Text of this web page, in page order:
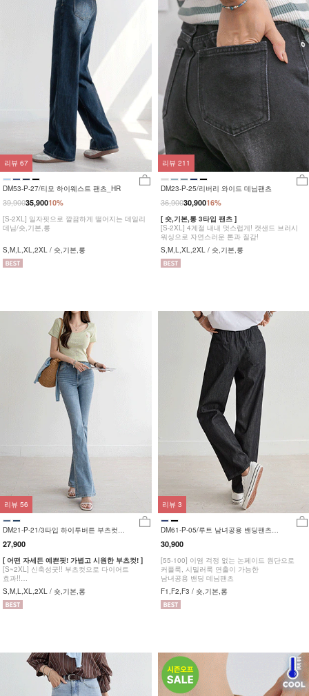
DM53-P-27/티모 하이웨스트 팬츠_HR
10%
39,90035,900
[S-2XL] 일자핏으로 깔끔하게 떨어지는 데일리
데님/숏,기본,롱
S,M,L,XL,2XL / 숏,기본,롱
리뷰 67
DM23-P-25/리버리 와이드 데님팬츠
16%
36,90030,900
[ 숏,기본,롱 3타입 팬츠 ]
[S-2XL] 4계절 내내 멋스럽게! 캣샌드 브러시
워싱으로 자연스러운 톤과 질감!
S,M,L,XL,2XL / 숏,기본,롱
리뷰 211
DM21-P-21/3타입 하이투버튼 부츠컷
팬츠_DY
27,900
[ 어떤 자세든 예쁜핏! 가볍고 시원한 부츠컷! ]
[S~2XL] 신축성굿!! 부츠컷으로 다이어트
효과!!
골라입어요~3타입 데님팬츠
S,M,L,XL,2XL / 숏,기본,롱
리뷰 56
DM61-P-05/루트 남녀공용 밴딩팬츠
_YN
30,900
[55-100] 이염 걱정 없는 논페이드 원단으로
커플룩, 시밀러룩 연출이 가능한
남녀공용 밴딩 데님팬츠
F1,F2,F3 / 숏,기본,롱
리뷰 3